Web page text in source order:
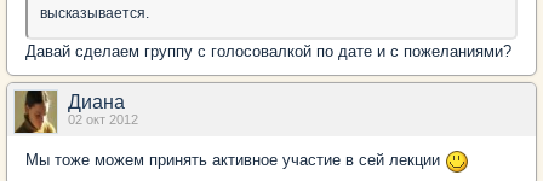
высказывается.
Давай сделаем группу с голосовалкой по дате и с пожеланиями?
Диана
02 окт 2012
Мы тоже можем принять активное участие в сей лекции